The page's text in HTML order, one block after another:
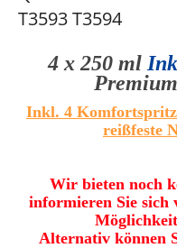
T3593 T3594
4 x 250 ml
Inkl. 4
reißfeste
Wir bieten noch
informieren Sie
Alternativ können